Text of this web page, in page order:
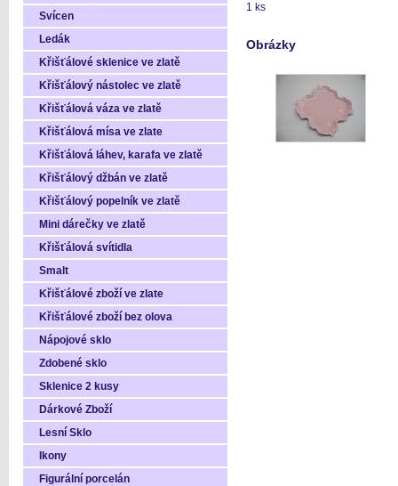
Svícen
Ledák
Křišťálové sklenice ve zlatě
Křišťálový nástolec ve zlatě
Křišťálová váza ve zlatě
Křišťálová mísa ve zlate
Křišťálová láhev, karafa ve zlatě
Křišťálový džbán ve zlatě
Křišťálový popelník ve zlatě
Mini dárečky ve zlatě
Křišťálová svítidla
Smalt
Křišťálové zboží ve zlate
Křišťálové zboží bez olova
Nápojové sklo
Zdobené sklo
Sklenice 2 kusy
Dárkové Zboží
Lesní Sklo
Ikony
Figurální porcelán
1 ks
Obrázky